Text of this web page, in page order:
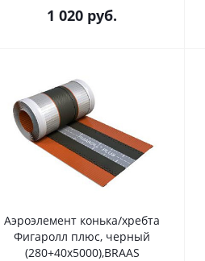
1 020 руб.
Аэроэлемент конька/хребта
Фигаролл плюс, черный
(280+40х5000),BRAAS